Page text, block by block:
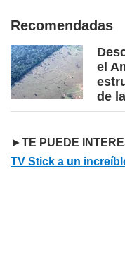
Recomendadas
el
de
►TE PUEDE
TV Stick a un